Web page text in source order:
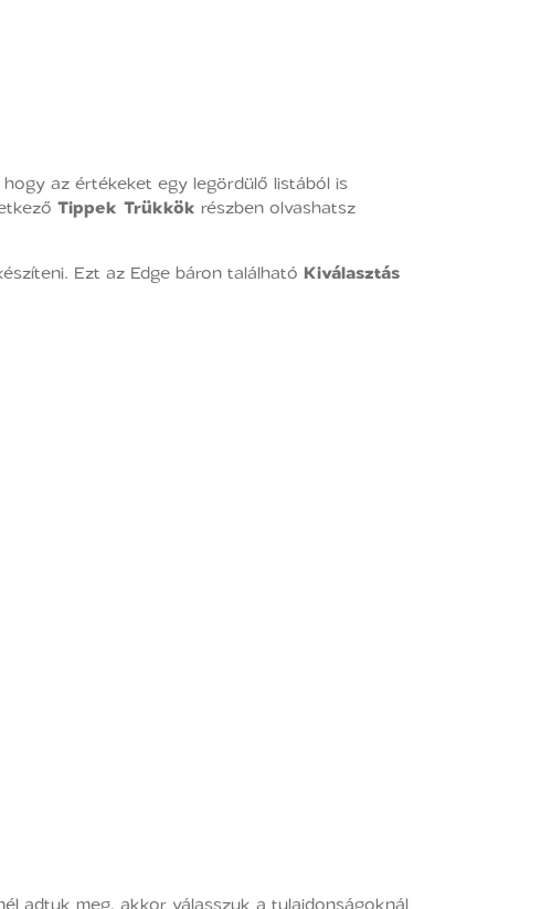
az értékeket egy legördülő listából is
Tippek Trükkök részben olvashatsz
Ezt az Edge báron található Kiválasztás